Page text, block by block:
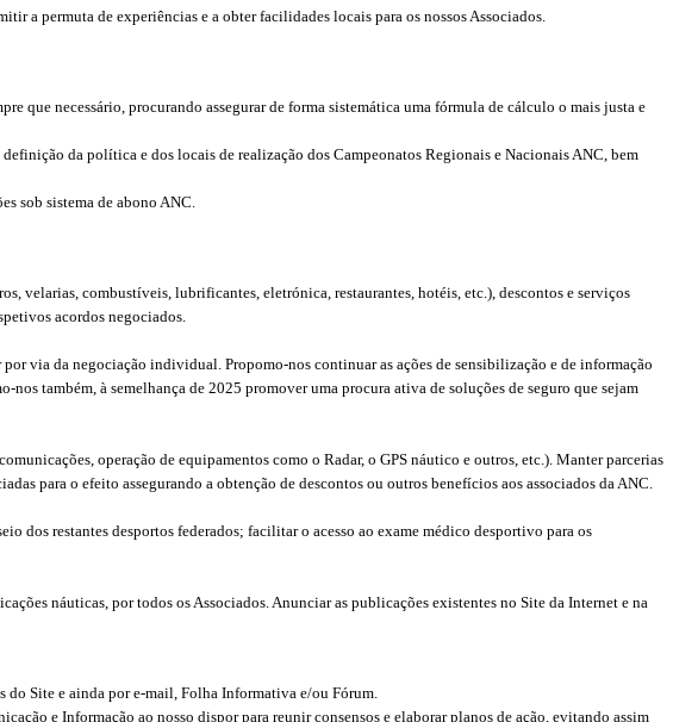
a permuta de experiências e a obter facilidades locais para os nossos Associados.
que necessário, procurando assegurar de forma sistemática uma fórmula de cálculo o mais justa e
da política e dos locais de realização dos Campeonatos Regionais e Nacionais ANC, bem
sob sistema de abono ANC.
velarias, combustíveis, lubrificantes, eletrónica, restaurantes, hotéis, etc.), descontos e serviços
acordos negociados.
via da negociação individual. Propomo-nos continuar as ações de sensibilização e de informação
também, à semelhança de 2025 promover uma procura ativa de soluções de seguro que sejam
operação de equipamentos como o Radar, o GPS náutico e outros, etc.). Manter parcerias
para o efeito assegurando a obtenção de descontos ou outros benefícios aos associados da ANC.
dos restantes desportos federados; facilitar o acesso ao exame médico desportivo para os
náuticas, por todos os Associados. Anunciar as publicações existentes no Site da Internet e na
Site e ainda por e-mail, Folha Informativa e/ou Fórum.
e Informação ao nosso dispor para reunir consensos e elaborar planos de ação, evitando assim